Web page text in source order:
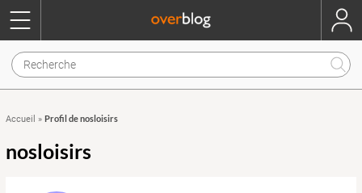
Accueil » Profil de nosloisirs
nosloisirs